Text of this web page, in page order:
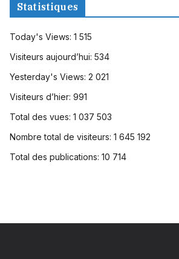
Statistiques
Today's Views: 1 515
Visiteurs aujourd’hui: 534
Yesterday's Views: 2 021
Visiteurs d’hier: 991
Total des vues: 1 037 503
Nombre total de visiteurs: 1 645 192
Total des publications: 10 714